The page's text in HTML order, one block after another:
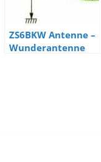
ZS6BKW Antenne –
Wunderantenne